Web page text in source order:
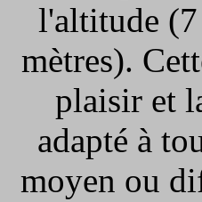
l'altitude (7
mètres).
plaisir et
adapté à
moyen ou